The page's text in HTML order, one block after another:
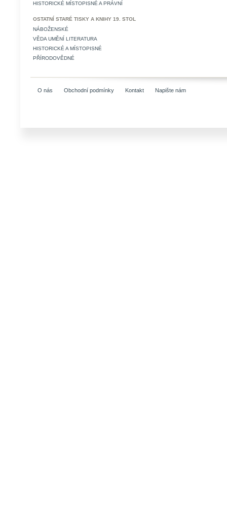
HISTORICKÉ MÍSTOPISNÉ A PRÁVNÍ
OSTATNÍ STARÉ TISKY A KNIHY 19. STOL
NÁBOŽENSKÉ
VĚDA UMĚNÍ LITERATURA
HISTORICKÉ A MÍSTOPISNÉ
PŘÍRODOVĚDNÉ
O nás Obchodní podmínky Kontakt Napište nám